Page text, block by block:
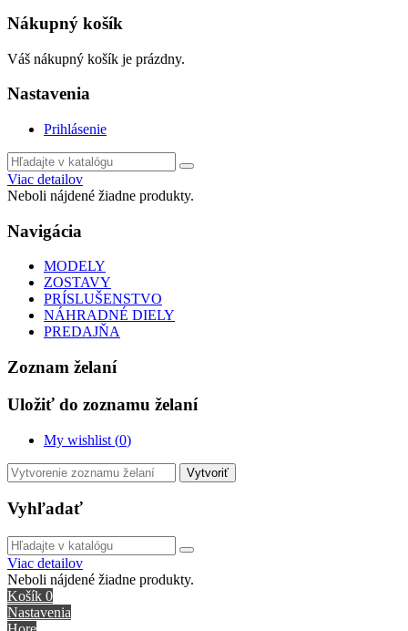
Nákupný košík
Váš nákupný košík je prázdny.
Nastavenia
Prihlásenie
Viac detailov
Neboli nájdené žiadne produkty.
Navigácia
MODELY
ZOSTAVY
PRÍSLUŠENSTVO
NÁHRADNÉ DIELY
PREDAJŇA
Zoznam želaní
Uložiť do zoznamu želaní
My wishlist (0)
Vytvoriť
Vyhľadať
Viac detailov
Neboli nájdené žiadne produkty.
Košík 0
Nastavenia